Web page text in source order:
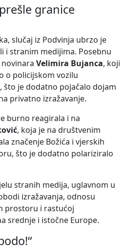
granice
slučaj iz Podvinja ubrzo je
i stranim medijima. Posebnu
Velimira Bujanca, koji
o policijskom vozilu
je dodatno pojačalo dojam
privatno izražavanje.
burno reagirala i na
, koja je na društvenim
značenje Božića i vjerskih
što je dodatno polariziralo
stranih medija, uglavnom u
izražavanja, odnosu
prostoru i rastućoj
srednje i istočne Europe.